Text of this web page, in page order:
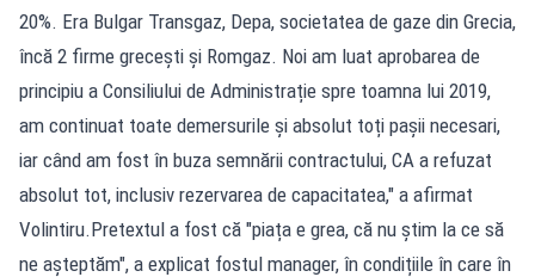
20%. Era Bulgar Transgaz, Depa, societatea de gaze din Grecia,
încă 2 firme grecești și Romgaz. Noi am luat aprobarea de
principiu a Consiliului de Administrație spre toamna lui 2019,
am continuat toate demersurile și absolut toți pașii necesari,
iar când am fost în buza semnării contractului, CA a refuzat
absolut tot, inclusiv rezervarea de capacitatea," a afirmat
Volintiru.Pretextul a fost că "piața e grea, că nu știm la ce să
ne așteptăm", a explicat fostul manager, în condițiile în care în